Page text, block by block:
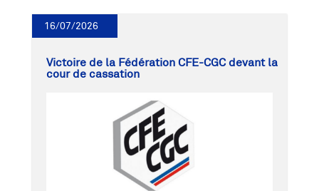
Victoire de la Fédération CFE-CGC devant la
cour de cassation
16/07/2026